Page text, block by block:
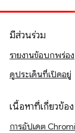
มีส่วนร่วม
รายงานข้อบกพร่อง
ดูประเด็นที่เปิดอยู่
เนื้อหาที่เกี่ยวข้อง
การอัปเดต